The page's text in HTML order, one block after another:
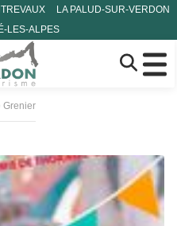
LA PALUD-SUR-VERDON
LES-ALPES
Grenier